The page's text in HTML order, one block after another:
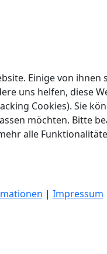
Einige von ihnen
uns helfen, diese
Cookies). Sie
möchten. Bitte
alle
| Impressum